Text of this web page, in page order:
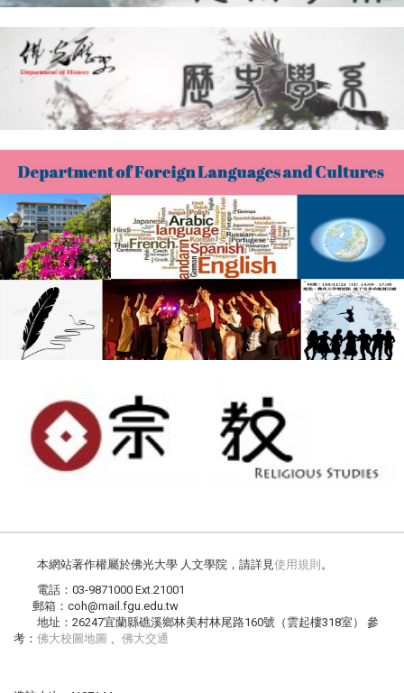
本網站著作權屬於佛光大學 人文學院，請詳見使用規則 。
電話：03-9871000 Ext.21001
郵箱：coh@mail.fgu.edu.tw
地址：26247宜蘭縣礁溪鄉林美村林尾路160號（雲起樓318室） 參
考： 佛大校圖地圖 、 佛大交通